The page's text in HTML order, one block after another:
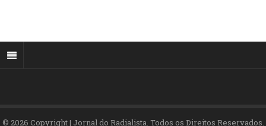
© 2026 Copyright | Jornal do Radialista. Todos os Direitos Reservados.